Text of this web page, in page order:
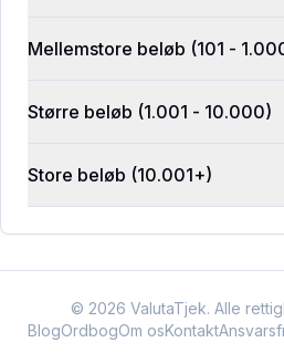
Mellemstore beløb (101 -
Større beløb (1.001 - 10.000)
Store beløb (10.001+)
© 2026 ValutaTjek. Alle
BlogOrdbogOm osKontakt